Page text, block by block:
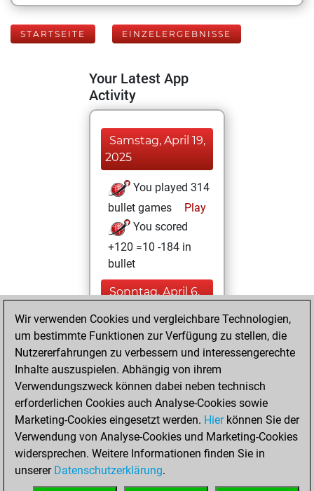
STARTSEITE EINZELERGEBNISSE
Your Latest App
Activity
Samstag, April 19,
2025
You played 314
bullet games
Play
You scored
+120 =10 -184 in
bullet
Sonntag, April 6,
You played 86
blitz games
Play
You scored +39
=4 -43 in blitz
Donnerstag,
Februar 16, 2023
You created
Wir verwenden Cookies und vergleichbare Technologien,
um bestimmte Funktionen zur Verfügung zu stellen, die
Nutzererfahrungen zu verbessern und interessengerechte
Inhalte auszuspielen. Abhängig von ihrem
Verwendungszweck können dabei neben technisch
erforderlichen Cookies auch Analyse-Cookies sowie
Marketing-Cookies eingesetzt werden. Hierkönnen Sie der
Verwendung von Analyse-Cookies und Marketing-Cookies
widersprechen. Weitere Informationen finden Sie in
unserer Datenschutzerklärung.